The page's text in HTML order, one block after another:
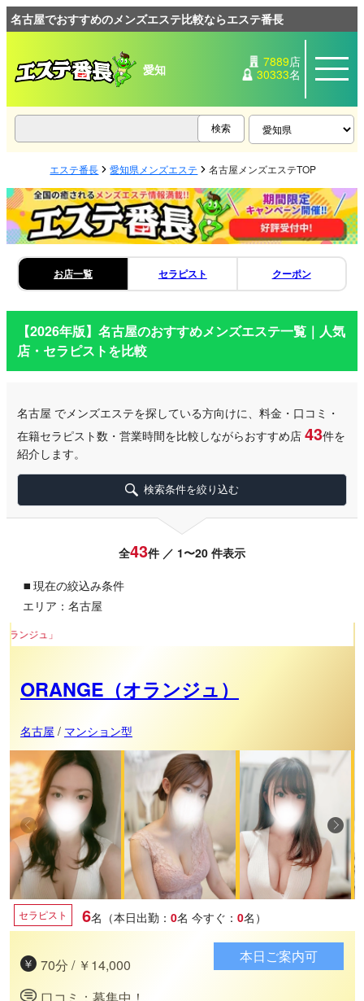
名古屋でおすすめのメンズエステ比較ならエステ番長
愛知 7889店
30333名
エステ番長 愛知県メンズエステ 名古屋メンズエステTOP
お店一覧 セラピスト クーポン
【2026年版】名古屋のおすすめメンズエステ一覧｜人気
店・セラピストを比較
名古屋 でメンズエステを探している方向けに、料金・口コミ・
在籍セラピスト数・営業時間を比較しながらおすすめ店43件を
紹介します。
検索条件を絞り込む
全43件 ／ 1〜20 件表示
▪ 現在の絞込み条件
エリア：名古屋
ORANGE（オランジュ）
名古屋 / マンション型
セラピスト 6名（本日出勤： 0名 今すぐ： 0名）
70分 / ￥14,000
口コミ：募集中！
本日ご案内可